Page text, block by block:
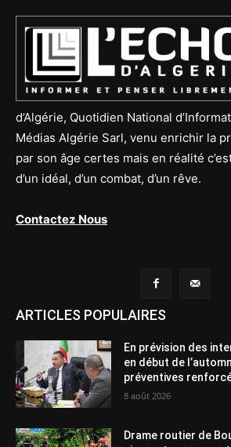
d’Algérie, Quotidien National
Médias Algérie Sarl, venu enrichir la
par son âge certes mais en réalité
d’un idéal, d’un combat, d’un rêve.
Contactez Nous
ARTICLES POPULAIRES
En prévision des
en début de
préventives
8 août 2026
Drame routier de